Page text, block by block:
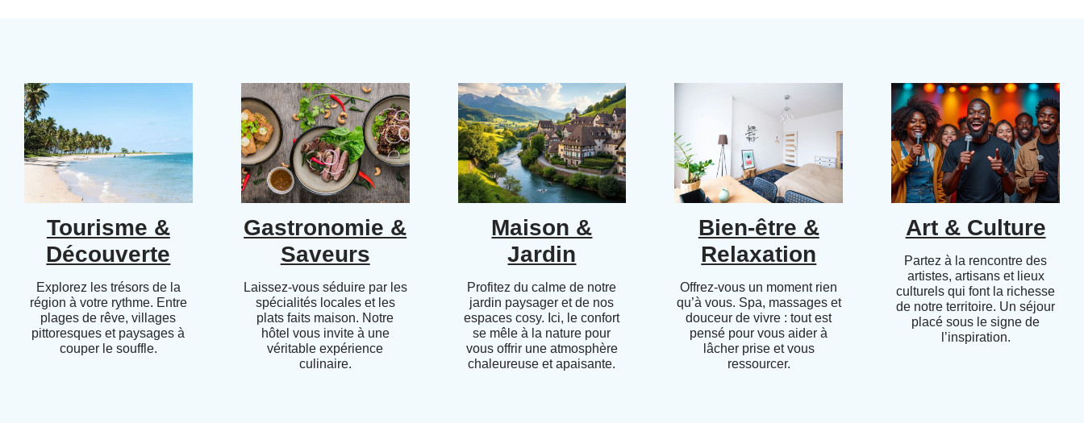
Tourisme &
Découverte
Explorez les trésors de la
région à votre rythme. Entre
plages de rêve, villages
pittoresques et paysages à
couper le souffle.
Gastronomie &
Saveurs
Laissez-vous séduire par les
spécialités locales et les
plats faits maison. Notre
hôtel vous invite à une
véritable expérience
culinaire.
Maison &
Jardin
Profitez du calme de notre
jardin paysager et de nos
espaces cosy. Ici, le confort
se mêle à la nature pour
vous offrir une atmosphère
chaleureuse et apaisante.
Bien-être &
Relaxation
Offrez-vous un moment rien
qu’à vous. Spa, massages et
douceur de vivre : tout est
pensé pour vous aider à
lâcher prise et vous
ressourcer.
Art & Culture
Partez à la rencontre des
artistes, artisans et lieux
culturels qui font la richesse
de notre territoire. Un séjour
placé sous le signe de
l’inspiration.